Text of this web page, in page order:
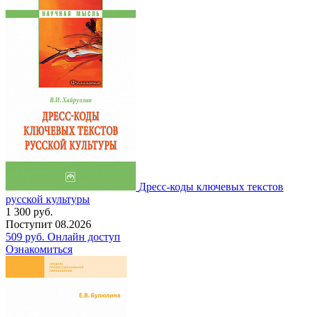
Дресс-коды ключевых текстов
русской культуры
1 300 руб.
Поступит 08.2026
509 руб. Онлайн доступ
Ознакомиться